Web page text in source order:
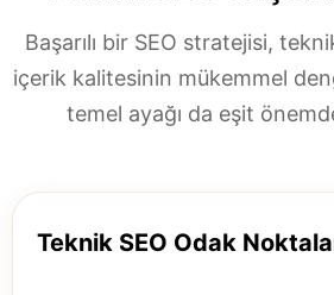
Başarılı bir SEO stratejisi,
içerik kalitesinin mükemmel
temel ayağı da eşit
Teknik SEO Odak